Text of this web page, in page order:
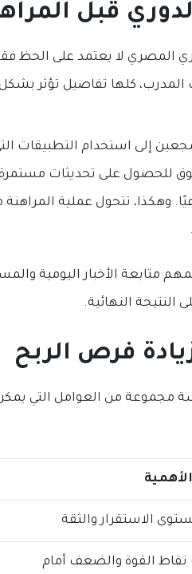
قبل
المصري لا يعتمد على الحظ
المدرب، كلها تفاصيل تؤثر
إلى استخدام التطبيقات
للحصول على تحديثات
وهكذا، تتحول عملية
متابعة الأخبار اليومية
النتيجة النهائية.
فرص الربح
مجموعة من العوامل التي
الاستقرار والثقة
القوة والضعف أمام